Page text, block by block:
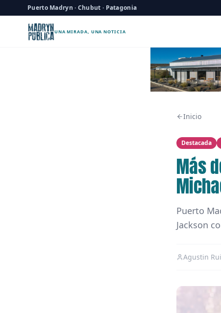
Puerto Madryn · Chubut · Patagonia
UNA MIRADA, UNA NOTICIA
Inicio
Destacada
Más
Puerto
Jackson
Agustin